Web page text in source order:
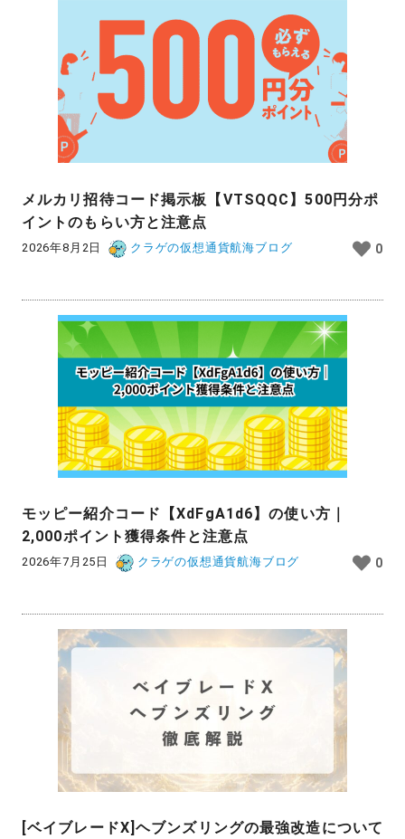
メルカリ招待コード掲示板【VTSQQC】500円分ポ
イントのもらい方と注意点
2026年8月2日 クラゲの仮想通貨航海ブログ 0
モッピー紹介コード【XdFgA1d6】の使い方｜
2,000ポイント獲得条件と注意点
2026年7月25日 クラゲの仮想通貨航海ブログ 0
[ベイブレードX]ヘブンズリングの最強改造について